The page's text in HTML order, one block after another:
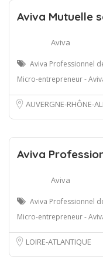
Aviva Mutuelle
Aviva
Aviva Professionnel
Micro-entrepreneur -
AUVERGNE-RHÔNE-
Aviva
Aviva
Aviva Professionnel
Micro-entrepreneur -
LOIRE-ATLANTIQUE